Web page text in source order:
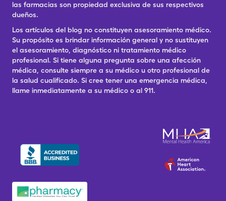
las farmacias son propiedad exclusiva de sus respectivos
dueños.
Los artículos del blog no constituyen asesoramiento médico.
Su propósito es brindar información general y no sustituyen
el asesoramiento, diagnóstico ni tratamiento médico
profesional. Si tiene alguna pregunta sobre una afección
médica, consulte siempre a su médico u otro profesional de
la salud cualificado. Si cree tener una emergencia médica,
llame inmediatamente a su médico o al 911.